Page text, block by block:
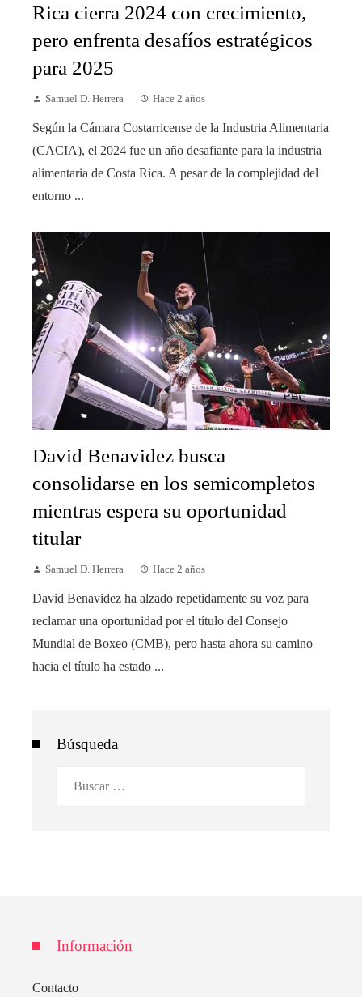
Rica cierra 2024 con crecimiento,
pero enfrenta desafíos estratégicos
para 2025
Samuel D. Herrera Hace 2 años
Según la Cámara Costarricense de la Industria Alimentaria
(CACIA), el 2024 fue un año desafiante para la industria
alimentaria de Costa Rica. A pesar de la complejidad del
entorno ...
David Benavidez busca
consolidarse en los semicompletos
mientras espera su oportunidad
titular
Samuel D. Herrera Hace 2 años
David Benavidez ha alzado repetidamente su voz para
reclamar una oportunidad por el título del Consejo
Mundial de Boxeo (CMB), pero hasta ahora su camino
hacia el título ha estado ...
Búsqueda
Información
Contacto